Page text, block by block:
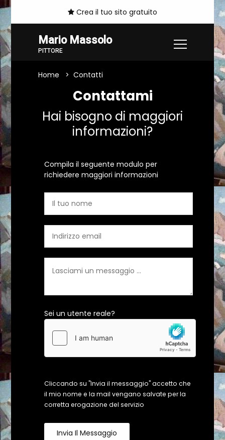
Crea il tuo sito gratuito
Mario Massolo
PITTORE
Home Contatti
Contattami
Hai bisogno di maggiori
informazioni?
Compila il seguente modulo per
richiedere maggiori informazioni
Sei un utente reale?
Cliccando su "Invia il messaggio" accetto che
il mio nome e la mail vengano salvate per la
corretta erogazione del servizio
Invia Il Messaggio